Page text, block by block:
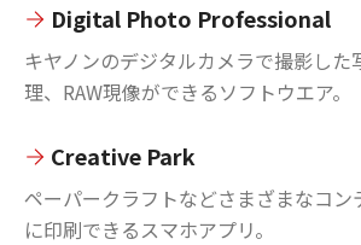
Digital Photo Professional
キヤノンのデジタルカメラで撮影した
理、RAW現像ができるソフトウエア。
Creative Park
ペーパークラフトなどさまざまなコン
に印刷できるスマホアプリ。